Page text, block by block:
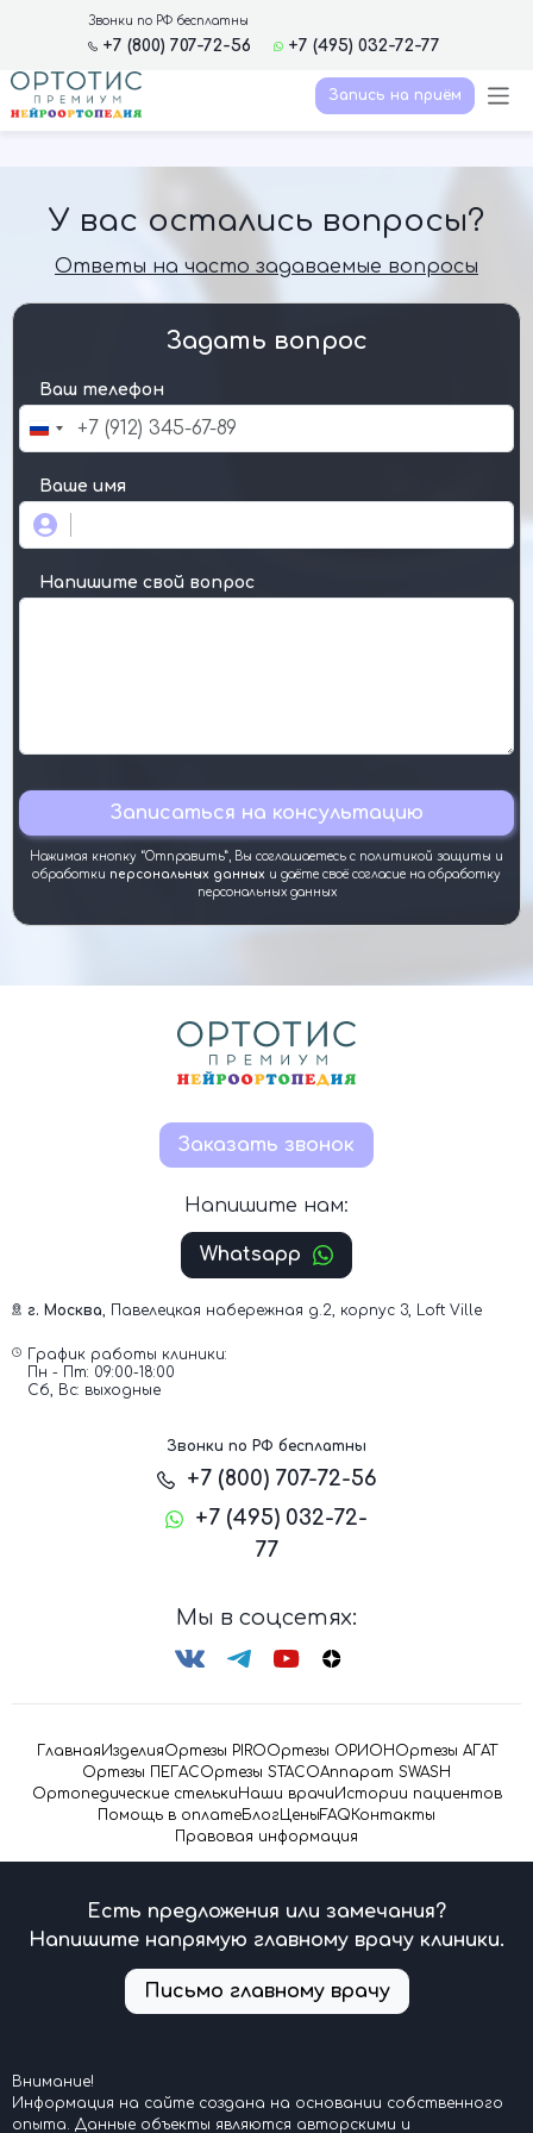
Звонки по РФ бесплатны
+7 (800) 707-72-56 +7 (495) 032-72-77
Запись на приём
У вас остались вопросы?
Ответы на часто задаваемые вопросы
Задать вопрос
Ваш телефон
Russia
+7
Ваше имя
Напишите свой вопрос
Нажимая кнопку “Отправить”, Вы соглашаетесь с политикой защиты и
обработки персональных данных и даёте своё согласие на обработку
персональных данных
Заказать звонок
Напишите нам:
Whatsapp
г. Москва, Павелецкая набережная д.2, корпус 3, Loft Ville
График работы клиники:
Пн - Пт: 09:00-18:00
Сб, Вс: выходные
Звонки по РФ бесплатны
+7 (800) 707-72-56
+7 (495) 032-72-
77
Мы в соцсетях:
ГлавнаяИзделияОртезы PIROОртезы ОРИОНОртезы АГАТ
Ортезы ПЕГАСОртезы STACOАппарат SWASH
Ортопедические стелькиНаши врачиИстории пациентов
Помощь в оплатеБлог ЦеныFAQКонтакты
Правовая информация
Внимание!
Информация на сайте создана на основании собственного
опыта. Данные объекты являются авторскими и
Есть предложения или замечания?
Напишите напрямую главному врачу клиники.
Письмо главному врачу